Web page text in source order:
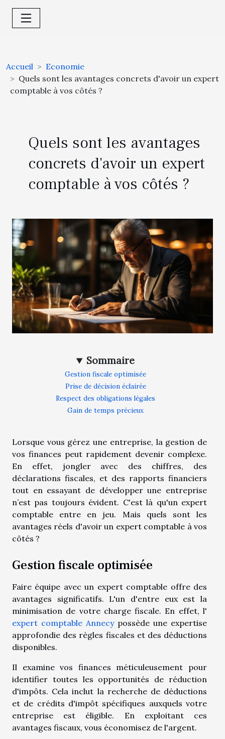
Accueil
Economie
Quels sont les avantages concrets d'avoir un expert
comptable à vos côtés ?
Quels sont les avantages
concrets d'avoir un expert
comptable à vos côtés ?
Sommaire
Gestion fiscale optimisée
Prise de décision éclairée
Respect des obligations légales
Gain de temps précieux
Lorsque vous gérez une entreprise, la gestion de
vos finances peut rapidement devenir complexe.
En effet, jongler avec des chiffres, des
déclarations fiscales, et des rapports financiers
tout en essayant de développer une entreprise
n’est pas toujours évident. C'est là qu'un expert
comptable entre en jeu. Mais quels sont les
avantages réels d'avoir un expert comptable à vos
côtés ?
Gestion fiscale optimisée
Faire équipe avec un expert comptable offre des
avantages significatifs. L'un d'entre eux est la
minimisation de votre charge fiscale. En effet, l'
expert comptable Annecypossède une expertise
approfondie des règles fiscales et des déductions
disponibles.
Il examine vos finances méticuleusement pour
identifier toutes les opportunités de réduction
d'impôts. Cela inclut la recherche de déductions
et de crédits d'impôt spécifiques auxquels votre
entreprise est éligible. En exploitant ces
avantages fiscaux, vous économisez de l'argent.